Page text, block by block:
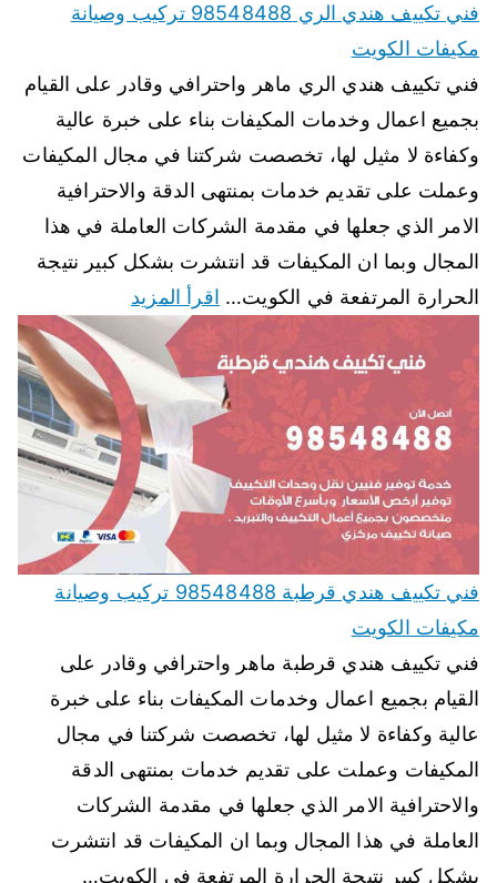
فني تكييف هندي الري 98548488 تركيب وصيانة
مكيفات الكويت
فني تكييف هندي الري ماهر واحترافي وقادر على القيام
بجميع اعمال وخدمات المكيفات بناء على خبرة عالية
وكفاءة لا مثيل لها، تخصصت شركتنا في مجال المكيفات
وعملت على تقديم خدمات بمنتهى الدقة والاحترافية
الامر الذي جعلها في مقدمة الشركات العاملة في هذا
المجال وبما ان المكيفات قد انتشرت بشكل كبير نتيجة
الحرارة المرتفعة في الكويت… اقرأ المزيد
فني تكييف هندي قرطبة 98548488 تركيب وصيانة
مكيفات الكويت
فني تكييف هندي قرطبة ماهر واحترافي وقادر على
القيام بجميع اعمال وخدمات المكيفات بناء على خبرة
عالية وكفاءة لا مثيل لها، تخصصت شركتنا في مجال
المكيفات وعملت على تقديم خدمات بمنتهى الدقة
والاحترافية الامر الذي جعلها في مقدمة الشركات
العاملة في هذا المجال وبما ان المكيفات قد انتشرت
بشكل كبير نتيجة الحرارة المرتفعة في الكويت…